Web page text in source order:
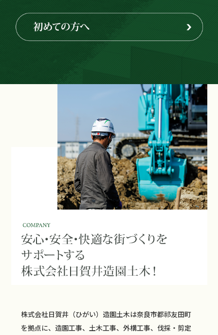
株式会社日賀井（ひがい）造園土木は奈良市都祁友田町
を拠点に、造園工事、土木工事、外構工事、伐採・剪定